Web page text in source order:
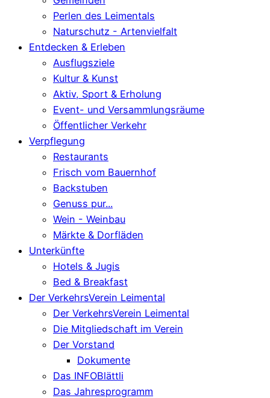
Perlen des Leimentals
Naturschutz - Artenvielfalt
Entdecken & Erleben
Ausflugsziele
Kultur & Kunst
Aktiv, Sport & Erholung
Event- und Versammlungsräume
Öffentlicher Verkehr
Verpflegung
Restaurants
Frisch vom Bauernhof
Backstuben
Genuss pur...
Wein - Weinbau
Märkte & Dorfläden
Unterkünfte
Hotels & Jugis
Bed & Breakfast
Der VerkehrsVerein Leimental
Der VerkehrsVerein Leimental
Die Mitgliedschaft im Verein
Der Vorstand
Dokumente
Das INFOBlättli
Das Jahresprogramm